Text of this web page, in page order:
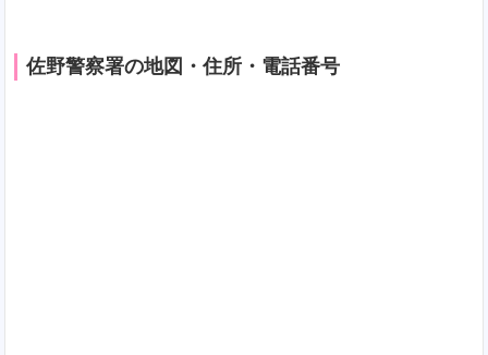
佐野警察署の地図・住所・電話番号